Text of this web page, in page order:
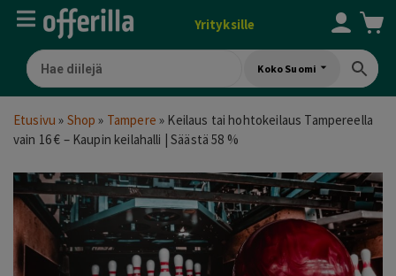
Yrityksille
Koko Suomi
Etusivu » Shop » Tampere » Keilaus tai hohtokeilaus Tampereella
vain 16 € – Kaupin keilahalli | Säästä 58 %